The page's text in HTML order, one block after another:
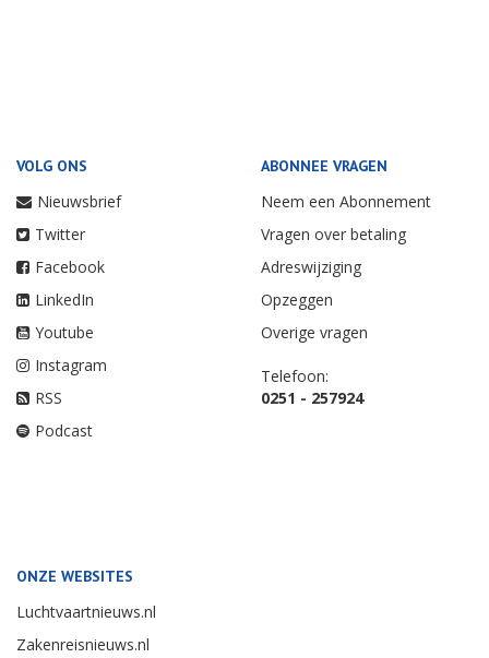
VOLG ONS
Nieuwsbrief
Twitter
Facebook
LinkedIn
Youtube
Instagram
RSS
Podcast
ABONNEE VRAGEN
Neem een Abonnement
Vragen over betaling
Adreswijziging
Opzeggen
Overige vragen
Telefoon:
0251 - 257924
ONZE WEBSITES
Luchtvaartnieuws.nl
Zakenreisnieuws.nl